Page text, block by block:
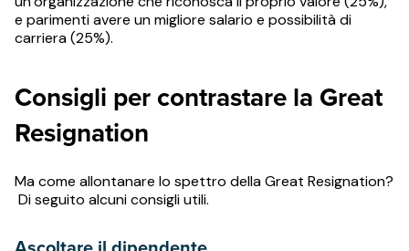
e parimenti avere un migliore salario e possibilità di
carriera (25%).
Consigli per contrastare la Great
Resignation
Ma come allontanare lo spettro della Great Resignation?
Di seguito alcuni consigli utili.